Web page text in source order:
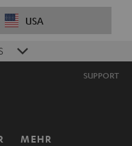
USA
SUPPORT
MEHR